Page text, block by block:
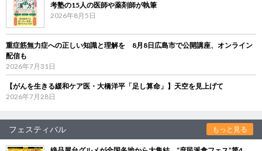
考塾の15人の医師や薬剤師が執筆
2026年8月5日
重症筋無力症への正しい知識と理解を 8月8日広島市で公開講座、オンライン
配信も
2026年7月31日
【がんを生きる緩和ケア医・大橋洋平「足し算命」】天空を見上げて
2026年7月28日
フェスティバル もっと見る